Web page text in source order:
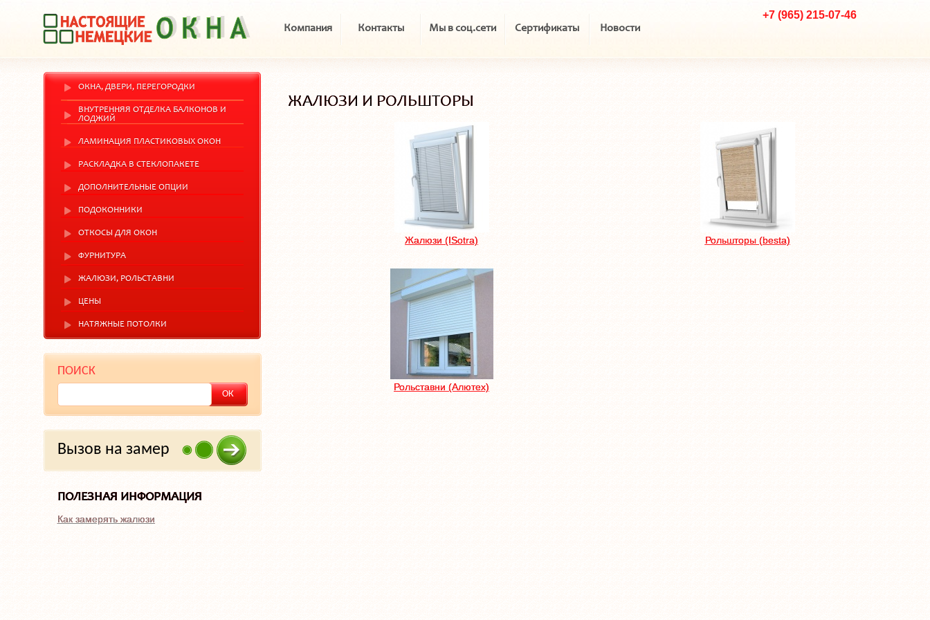
Компания Контакты Мы в соц.сети Сертификаты Новости
+7 (965) 215-07-46
ОКНА, ДВЕРИ, ПЕРЕГОРОДКИ
ВНУТРЕННЯЯ ОТДЕЛКА БАЛКОНОВ И
ЛОДЖИЙ
ЛАМИНАЦИЯ ПЛАСТИКОВЫХ ОКОН
РАСКЛАДКА В СТЕКЛОПАКЕТЕ
ДОПОЛНИТЕЛЬНЫЕ ОПЦИИ
ПОДОКОННИКИ
ОТКОСЫ ДЛЯ ОКОН
ФУРНИТУРА
ЖАЛЮЗИ, РОЛЬСТАВНИ
ЦЕНЫ
НАТЯЖНЫЕ ПОТОЛКИ
ПОИСК
Вызов на замер
ПОЛЕЗНАЯ ИНФОРМАЦИЯ
Как замерять жалюзи
ЖАЛЮЗИ И РОЛЬШТОРЫ
Жалюзи (ISotra) Рольшторы (besta)
Рольставни (Алютех)